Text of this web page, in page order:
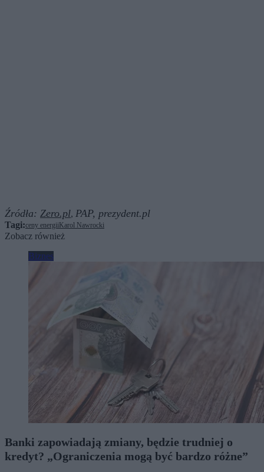
Źródła: Zero.pl, PAP, prezydent.pl
Tagi:ceny energii Karol Nawrocki
Zobacz również
Biznes
Banki zapowiadają zmiany, będzie trudniej o
kredyt? „Ograniczenia mogą być bardzo różne”